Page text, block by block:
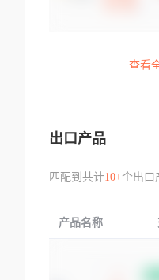
查看
出口产品
匹配到共计10+个出口
产品名称